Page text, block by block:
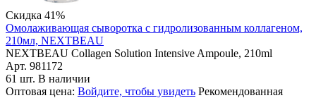
Скидка 41%
Омолаживающая сыворотка с гидролизованным коллагеном,
210мл, NEXTBEAU
NEXTBEAU Collagen Solution Intensive Ampoule, 210ml
Арт. 981172
61 шт. В наличии
Оптовая цена: Войдите, чтобы увидеть Рекомендованная